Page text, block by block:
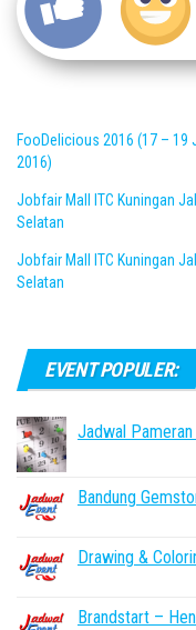
FooDelicious 2016 (17 – 19
2016)
Jobfair Mall ITC Kuningan
Selatan
Jobfair Mall ITC Kuningan
Selatan
EVENT POPULER:
Jadwal
Bandung
Drawing &
Brandstart –